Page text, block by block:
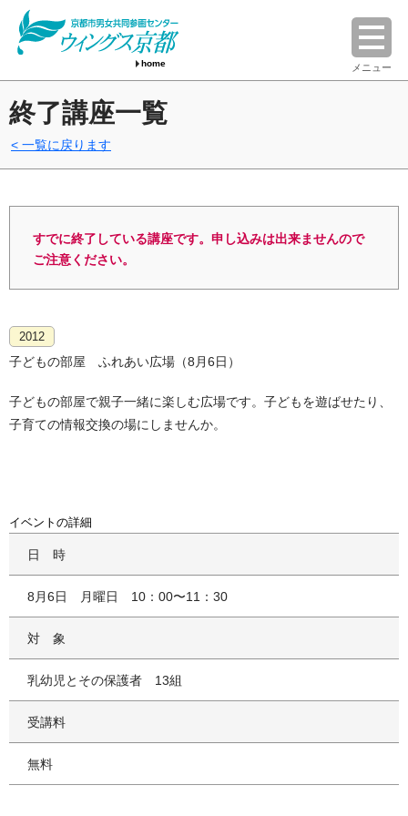
home メニュー
終了講座一覧
一覧に戻ります
すでに終了している講座です。申し込みは出来ませんので
ご注意ください。
2012
子どもの部屋 ふれあい広場（8月6日）
子どもの部屋で親子一緒に楽しむ広場です。子どもを遊ばせたり、
子育ての情報交換の場にしませんか。
イベントの詳細
日時
8月6日 月曜日 10：00〜11：30
対象
乳幼児とその保護者 13組
受講料
無料